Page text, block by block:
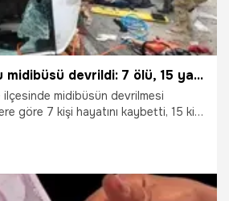
Malatya'da yolcu midibüsü devrildi: 7 ölü, 15 yaralı
ilçesinde midibüsün devrilmesi
göre 7 kişi hayatını kaybetti, 15 kişi